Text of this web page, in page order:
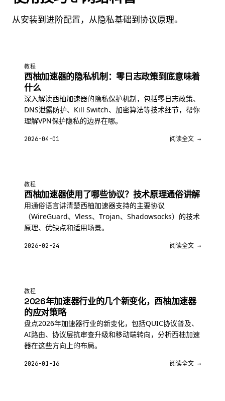
从安装到进阶配置，从隐私基础到协议原理。
教程
西柚加速器的隐私机制：零日志政策到底意味着
什么
深入解读西柚加速器的隐私保护机制，包括零日志政策、
DNS泄露防护、Kill Switch、加密算法等技术细节，帮你
理解VPN保护隐私的边界在哪。
2026-04-01 阅读全文 →
教程
西柚加速器使用了哪些协议？技术原理通俗讲解
用通俗语言讲清楚西柚加速器支持的主要协议
（WireGuard、Vless、Trojan、Shadowsocks）的技术
原理、优缺点和适用场景。
2026-02-24 阅读全文 →
教程
2026年加速器行业的几个新变化，西柚加速器
的应对策略
盘点2026年加速器行业的新变化，包括QUIC协议普及、
AI路由、协议层抗审查升级和移动端转向，分析西柚加速
器在这些方向上的布局。
2026-01-16 阅读全文 →